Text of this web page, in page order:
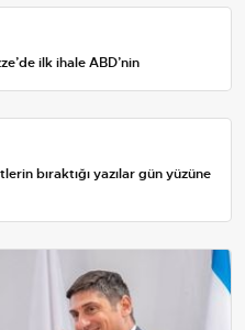
ilk ihale ABD’nin
bıraktığı yazılar gün yüzüne